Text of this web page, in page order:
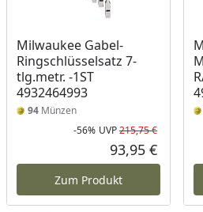
Milwaukee Gabel-
Ringschlüsselsatz 7-
tlg.metr. -1ST
4932464993
94 Münzen
Rabatt
-56% UVP215,75 €
93,95 €
Zum Produkt